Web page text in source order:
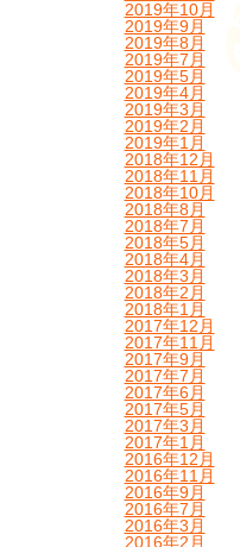
2019年10月
2019年9月
2019年8月
2019年7月
2019年5月
2019年4月
2019年3月
2019年2月
2019年1月
2018年12月
2018年11月
2018年10月
2018年8月
2018年7月
2018年5月
2018年4月
2018年3月
2018年2月
2018年1月
2017年12月
2017年11月
2017年9月
2017年7月
2017年6月
2017年5月
2017年3月
2017年1月
2016年12月
2016年11月
2016年9月
2016年7月
2016年3月
2016年2月